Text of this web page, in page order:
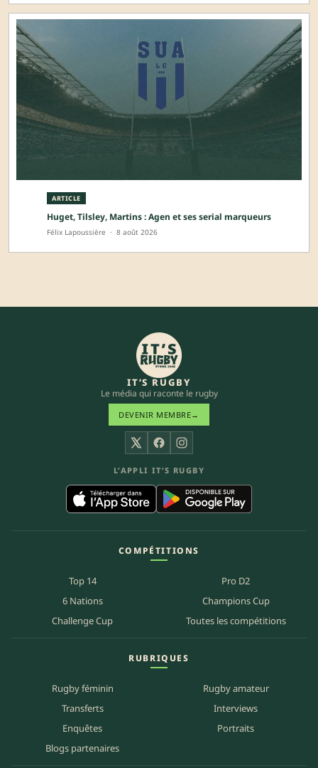
ARTICLE
Huget, Tilsley, Martins : Agen et ses serial marqueurs
Félix Lapoussière · 8 août 2026
IT’S RUGBY
Le média qui raconte le rugby
DEVENIR MEMBRE→
X FacebookInstagram
L’APPLI IT’S RUGBY
COMPÉTITIONS
Top 14
Pro D2
6 Nations
Champions Cup
Challenge Cup
Toutes les compétitions
RUBRIQUES
Rugby féminin
Rugby amateur
Transferts
Interviews
Enquêtes
Portraits
Blogs partenaires